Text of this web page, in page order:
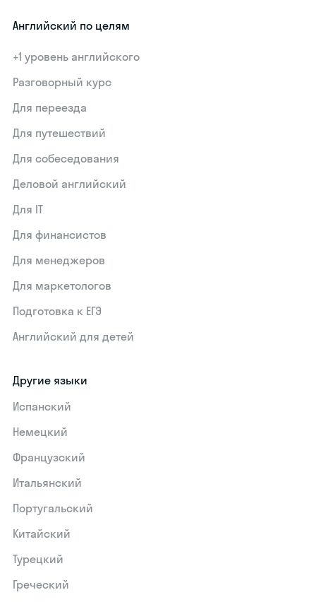
Английский по целям
+1 уровень английского
Разговорный курс
Для переезда
Для путешествий
Для собеседования
Деловой английский
Для IT
Для финансистов
Для менеджеров
Для маркетологов
Подготовка к ЕГЭ
Английский для детей
Другие языки
Испанский
Немецкий
Французский
Итальянский
Португальский
Китайский
Турецкий
Греческий